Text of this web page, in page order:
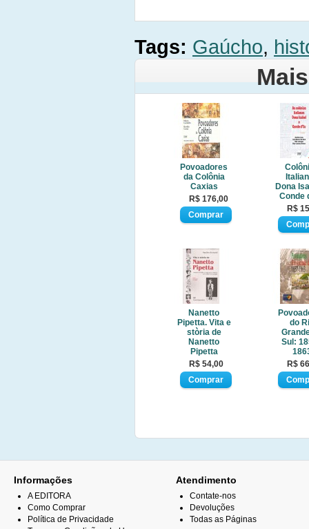
Tags: Gaúcho,
Povoadores
da Colônia
Caxias
R$ 176,00
Dona
Conde
R$
Nanetto
Pipetta. Vita e
stòria de
Nanetto
Pipetta
R$ 54,00
do
Sul:
R$
Informações
A EDITORA
Como Comprar
Política de Privacidade
Atendimento
Contate-nos
Devoluções
Todas as Páginas